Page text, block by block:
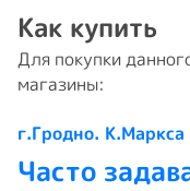
Как купить
Для покупки
магазины:
г.Гродно. К.Маркса
Часто